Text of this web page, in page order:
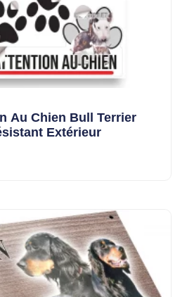
Au Chien Bull Terrier
Extérieur